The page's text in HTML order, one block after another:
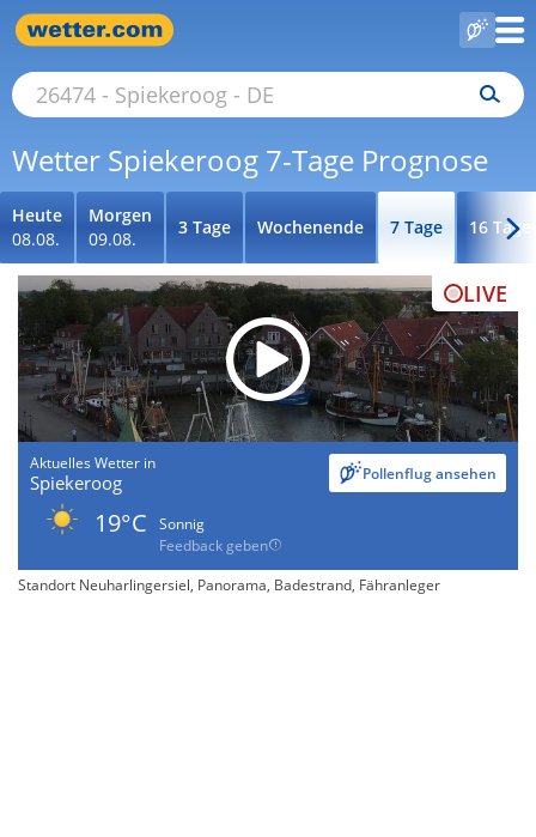
Wetter Spiekeroog 7-Tage Prognose
Heute
08.08.
Morgen
09.08.
3 Tage Wochenende 7 Tage 16 Tage
LIVE
Aktuelles Wetter in
Spiekeroog Pollenflug ansehen
19°C
Sonnig
Feedback geben
Standort Neuharlingersiel, Panorama, Badestrand, Fähranleger